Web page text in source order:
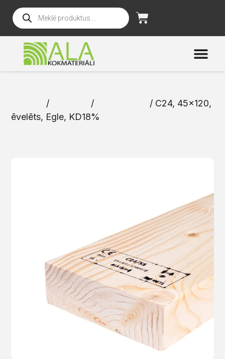
/ /
/ C24, 45×120,
ēvelēts, Egle, KD18%